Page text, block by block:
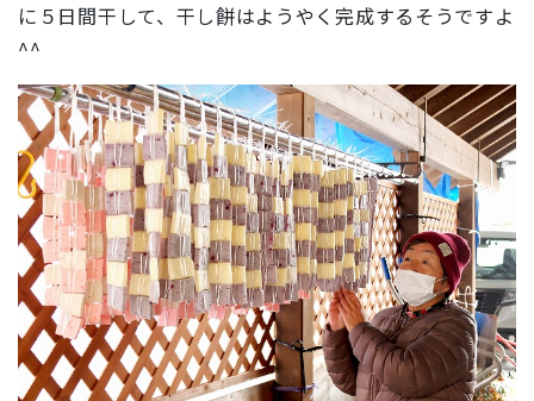
に５日間干して、干し餅はようやく完成するそうですよ
^^